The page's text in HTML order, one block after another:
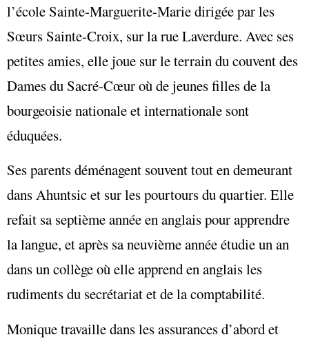
l’école Sainte-Marguerite-Marie dirigée par les
Sœurs Sainte-Croix, sur la rue Laverdure. Avec ses
petites amies, elle joue sur le terrain du couvent des
Dames du Sacré-Cœur où de jeunes filles de la
bourgeoisie nationale et internationale sont
éduquées.
Ses parents déménagent souvent tout en demeurant
dans Ahuntsic et sur les pourtours du quartier. Elle
refait sa septième année en anglais pour apprendre
la langue, et après sa neuvième année étudie un an
dans un collège où elle apprend en anglais les
rudiments du secrétariat et de la comptabilité.
Monique travaille dans les assurances d’abord et